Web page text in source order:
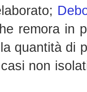
remora in
quantità di
non